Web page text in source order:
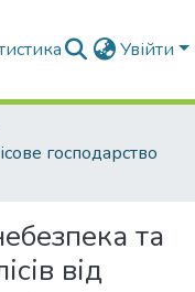
Увійти
господарство
та
від